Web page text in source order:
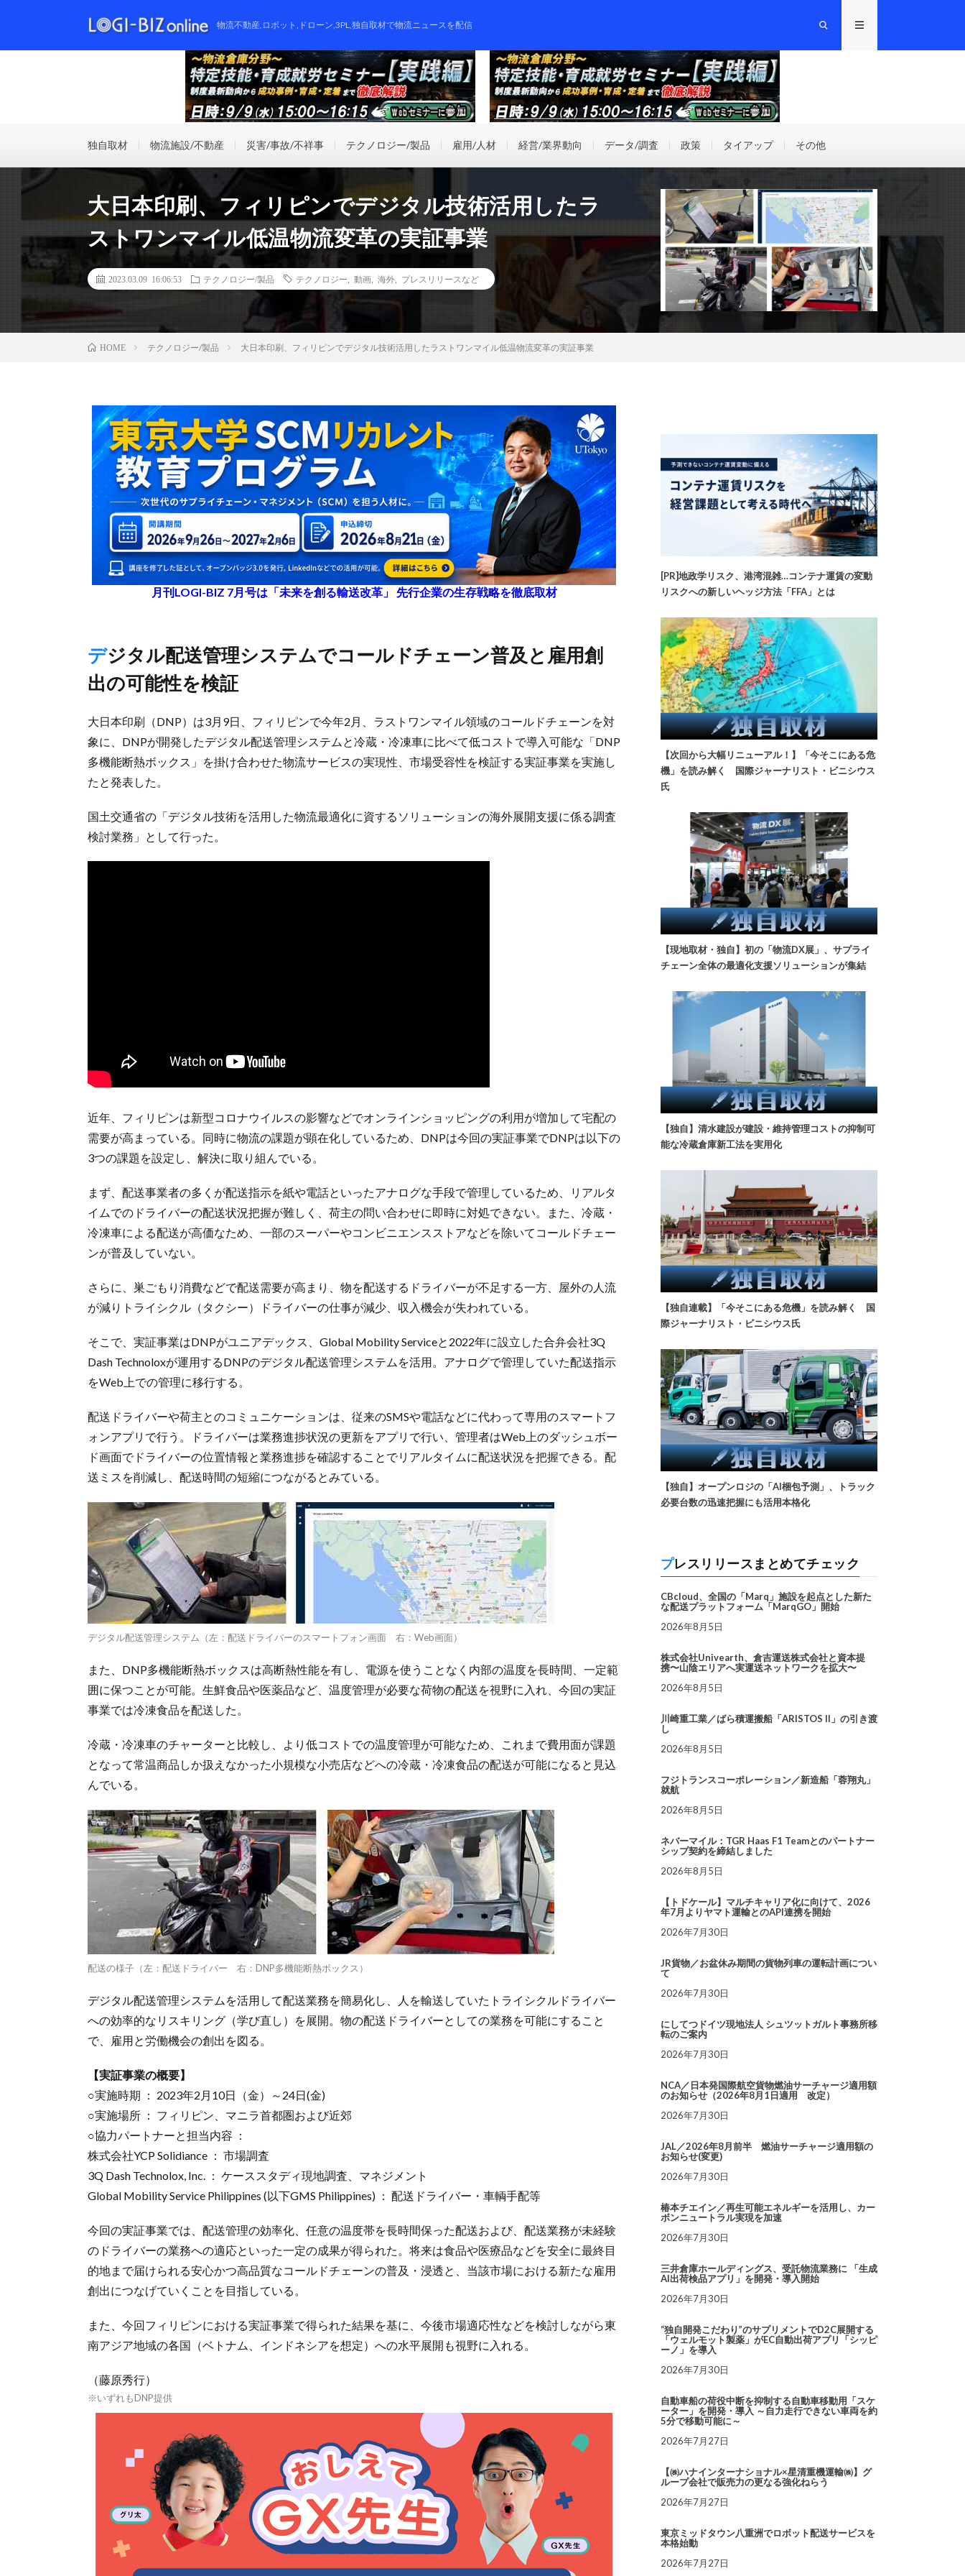
物流不動産,ロボット,ドローン,3PL,独自取材で物流ニュースを配信
独自取材 物流施設/不動産 災害/事故/不祥事 テクノロジー/製品 雇用/人材 経営/業界動向 データ/調査 政策 タイアップ その他
大日本印刷、フィリピンでデジタル技術活用したラ
ストワンマイル低温物流変革の実証事業
2023.03.09 16:06:53 テクノロジー/製品 テクノロジー 動画 海外 プレスリリースなど
HOME テクノロジー/製品 大日本印刷、フィリピンでデジタル技術活用したラストワンマイル低温物流変革の実証事業
月刊LOGI-BIZ 7月号は「未来を創る輸送改革」 先行企業の生存戦略を徹底取材
デジタル配送管理システムでコールドチェーン普及と雇用創
出の可能性を検証
​大日本印刷（DNP）は3月9日、フィリピンで今年2月、ラストワンマイル領域のコールドチェーンを対
象に、DNPが開発したデジタル配送管理システムと冷蔵・冷凍車に比べて低コストで導入可能な「DNP
多機能断熱ボックス」を掛け合わせた物流サービスの実現性、市場受容性を検証する実証事業を実施し
たと発表した。
国土交通省の「デジタル技術を活用した物流最適化に資するソリューションの海外展開支援に係る調査
検討業務」として行った。
近年、フィリピンは新型コロナウイルスの影響などでオンラインショッピングの利用が増加して宅配の
需要が高まっている。同時に物流の課題が顕在化しているため、DNPは今回の実証事業でDNPは以下の
3つの課題を設定し、解決に取り組んでいる。
まず、配送事業者の多くが配送指示を紙や電話といったアナログな手段で管理しているため、リアルタ
イムでのドライバーの配送状況把握が難しく、荷主の問い合わせに即時に対処できない。また、冷蔵・
冷凍車による配送が高価なため、一部のスーパーやコンビニエンスストアなどを除いてコールドチェー
ンが普及していない。
さらに、巣ごもり消費などで配送需要が高まり、物を配送するドライバーが不足する一方、屋外の人流
が減りトライシクル（タクシー）ドライバーの仕事が減少、収入機会が失われている。
そこで、実証事業はDNPがユニアデックス、Global Mobility Serviceと2022年に設立した合弁会社3Q
Dash Technoloxが運用するDNPのデジタル配送管理システムを活用。アナログで管理していた配送指示
をWeb上での管理に移行する。
配送ドライバーや荷主とのコミュニケーションは、従来のSMSや電話などに代わって専用のスマートフ
ォンアプリで行う。ドライバーは業務進捗状況の更新をアプリで行い、管理者はWeb上のダッシュボー
ド画面でドライバーの位置情報と業務進捗を確認することでリアルタイムに配送状況を把握できる。配
送ミスを削減し、配送時間の短縮につながるとみている。
デジタル配送管理システム（左：配送ドライバーのスマートフォン画面 右：Web画面）
また、DNP多機能断熱ボックスは高断熱性能を有し、電源を使うことなく内部の温度を長時間、一定範
囲に保つことが可能。生鮮食品や医薬品など、温度管理が必要な荷物の配送を視野に入れ、今回の実証
事業では冷凍食品を配送した。
冷蔵・冷凍車のチャーターと比較し、より低コストでの温度管理が可能なため、これまで費用面が課題
となって常温商品しか扱えなかった小規模な小売店などへの冷蔵・冷凍食品の配送が可能になると見込
んでいる。
配送の様子（左：配送ドライバー 右：DNP多機能断熱ボックス）
デジタル配送管理システムを活用して配送業務を簡易化し、人を輸送していたトライシクルドライバー
への効率的なリスキリング（学び直し）を展開。物の配送ドライバーとしての業務を可能にすること
で、雇用と労働機会の創出を図る。
【実証事業の概要】
○実施時期 ： 2023年2月10日（金）～24日(金)
○実施場所 ： フィリピン、マニラ首都圏および近郊
○協力パートナーと担当内容 ：
株式会社YCP Solidiance ： 市場調査
3Q Dash Technolox, Inc. ： ケーススタディ現地調査、マネジメント
Global Mobility Service Philippines (以下GMS Philippines) ： 配送ドライバー・車輌手配等
今回の実証事業では、配送管理の効率化、任意の温度帯を長時間保った配送および、配送業務が未経験
のドライバーの業務への適応といった一定の成果が得られた。将来は食品や医療品などを安全に最終目
的地まで届けられる安心かつ高品質なコールドチェーンの普及・浸透と、当該市場における新たな雇用
創出につなげていくことを目指している。
また、今回フィリピンにおける実証事業で得られた結果を基に、今後市場適応性などを検討しながら東
南アジア地域の各国（ベトナム、インドネシアを想定）への水平展開も視野に入れる。
（藤原秀行）
※いずれもDNP提供
[PR]地政学リスク、港湾混雑…コンテナ運賃の変動
リスクへの新しいヘッジ方法「FFA」とは
【次回から大幅リニューアル！】「今そこにある危
機」を読み解く 国際ジャーナリスト・ビニシウス
氏
【現地取材・独自】初の「物流DX展」、サプライ
チェーン全体の最適化支援ソリューションが集結
【独自】清水建設が建設・維持管理コストの抑制可
能な冷蔵倉庫新工法を実用化
【独自連載】「今そこにある危機」を読み解く 国
際ジャーナリスト・ビニシウス氏
【独自】オープンロジの「AI梱包予測」、トラック
必要台数の迅速把握にも活用本格化
プレスリリースまとめてチェック
CBcloud、全国の「Marq」施設を起点とした新た
な配送プラットフォーム「MarqGO」開始
2026年8月5日
株式会社Univearth、倉吉運送株式会社と資本提
携〜山陰エリアへ実運送ネットワークを拡大〜
2026年8月5日
川崎重工業／ばら積運搬船「ARISTOS II」の引き渡
し
2026年8月5日
フジトランスコーポレーション／新造船「蓉翔丸」
就航
2026年8月5日
ネバーマイル：TGR Haas F1 Teamとのパートナー
シップ契約を締結しました
2026年8月5日
【トドケール】マルチキャリア化に向けて、2026
年7月よりヤマト運輸とのAPI連携を開始
2026年7月30日
JR貨物／お盆休み期間の貨物列車の運転計画につい
て
2026年7月30日
にしてつドイツ現地法人 シュツットガルト事務所移
転のご案内
2026年7月30日
NCA／日本発国際航空貨物燃油サーチャージ適用額
のお知らせ（2026年8月1日適用 改定）
2026年7月30日
JAL／2026年8月前半 燃油サーチャージ適用額の
お知らせ(変更)
2026年7月30日
椿本チエイン／再生可能エネルギーを活用し、カー
ボンニュートラル実現を加速
2026年7月30日
三井倉庫ホールディングス、受託物流業務に 「生成
AI出荷検品アプリ」を開発・導入開始
2026年7月30日
“独自開発こだわり”のサプリメントでD2C展開する
「ウェルモット製薬」がEC自動出荷アプリ「シッピ
ーノ」を導入
2026年7月30日
自動車船の荷役中断を抑制する自動車移動用「スケ
ーター」を開発・導入 ～自力走行できない車両を約
5分で移動可能に～
2026年7月27日
【㈱ハナインターナショナル×星清重機運輸㈱】グ
ループ会社で販売力の更なる強化ねらう
2026年7月27日
東京ミッドタウン八重洲でロボット配送サービスを
本格始動
2026年7月27日